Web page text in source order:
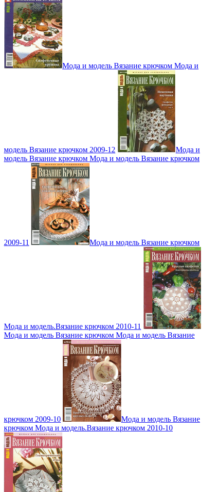
Мода и модель Вязание крючком Мода и
модель Вязание крючком 2009-12
Мода и
модель Вязание крючком Мода и модель Вязание крючком
2009-11 Мода и модель Вязание крючком
Мода и модель.Вязание крючком 2010-11
Мода и модель Вязание крючком Мода и модель Вязание
крючком 2009-10
Мода и модель Вязание
крючком Мода и модель.Вязание крючком 2010-10